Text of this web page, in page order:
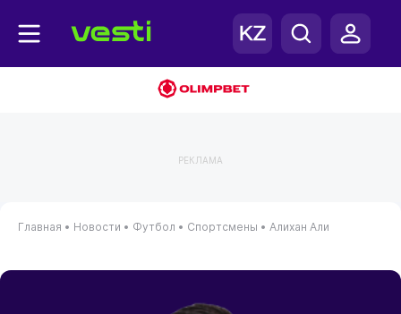
РЕКЛАМА
Главная • Новости • Футбол • Спортсмены • Алихан Али